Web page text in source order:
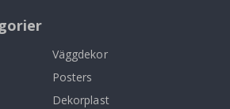
Väggdekor
Posters
Dekorplast